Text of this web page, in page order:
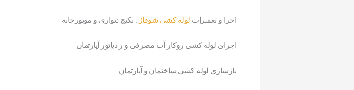
اجرا و تعمیرات لوله کشی شوفاژ , پکیج دیواری و موتورخانه
اجرای لوله کشی روکار آب مصرفی و رادیاتور آپارتمان
بازسازی لوله کشی ساختمان و آپارتمان